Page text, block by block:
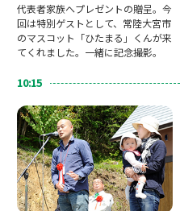
代表者家族へプレゼントの贈呈。今
回は特別ゲストとして、常陸大宮市
のマスコット「ひたまる」くんが来
てくれました。一緒に記念撮影。
10:15